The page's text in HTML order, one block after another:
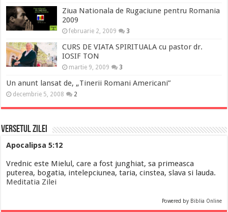
Ziua Nationala de Rugaciune pentru Romania
2009
februarie 2, 2009 3
CURS DE VIATA SPIRITUALA cu pastor dr.
IOSIF TON
martie 9, 2009 3
Un anunt lansat de, „Tinerii Romani Americani”
decembrie 5, 2008 2
Versetul Zilei
Apocalipsa 5:12
Vrednic este Mielul, care a fost junghiat, sa primeasca
puterea, bogatia, intelepciunea, taria, cinstea, slava si lauda.
Meditatia Zilei
Powered by Biblia Online